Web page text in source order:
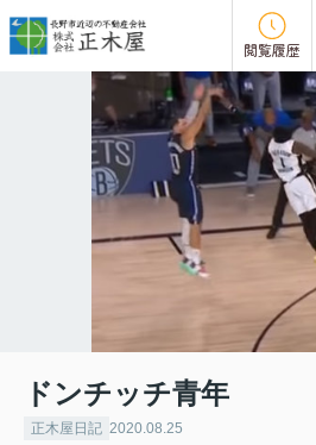
閲覧履歴
ドンチッチ青年
正木屋日記 2020.08.25